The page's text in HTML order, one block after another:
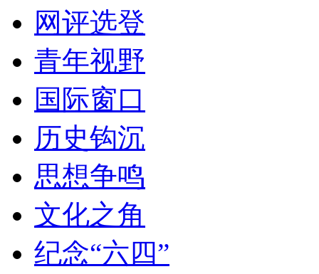
网评选登
青年视野
国际窗口
历史钩沉
思想争鸣
文化之角
纪念“六四”